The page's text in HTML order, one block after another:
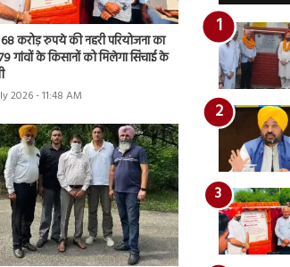
करोड़ रुपये की नहरी परियोजना का
गांवों के किसानों को मिलेगा सिंचाई के
2026 - 11:48 AM